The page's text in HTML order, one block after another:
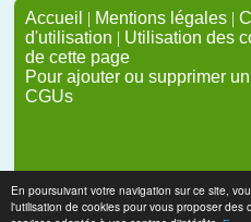
En poursuivant votre navigation sur ce site,
l'utilisation de cookies pour vous proposer des
Accueil | Mentions légales |
d'utilisation | Utilisation des
de cette page
Pour ajouter ou supprimer
CGUs